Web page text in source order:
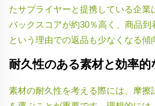
たサプライヤーと提携している企業
バックスコアが約30％高く、商品到
という理由での返品も少なくなる傾
耐久性のある素材と効率
素材の耐久性を考える際には、摩擦